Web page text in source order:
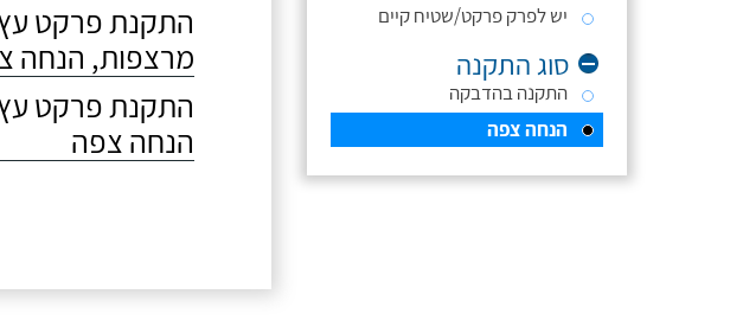
יש לפרק פרקט/שטיח קיים
סוג התקנה
התקנה בהדבקה
הנחה צפה
התקנת פרקט
מרצפות, הנחה
התקנת פרקט
הנחה צפה